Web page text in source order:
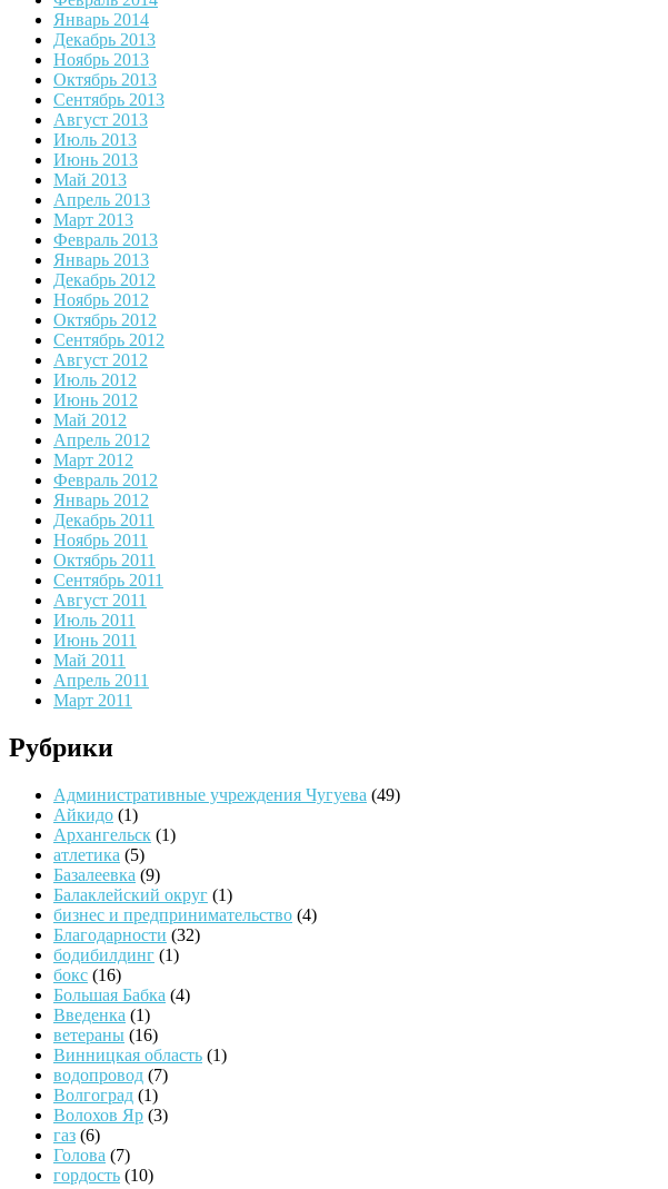
Январь 2014
Декабрь 2013
Ноябрь 2013
Октябрь 2013
Сентябрь 2013
Август 2013
Июль 2013
Июнь 2013
Май 2013
Апрель 2013
Март 2013
Февраль 2013
Январь 2013
Декабрь 2012
Ноябрь 2012
Октябрь 2012
Сентябрь 2012
Август 2012
Июль 2012
Июнь 2012
Май 2012
Апрель 2012
Март 2012
Февраль 2012
Январь 2012
Декабрь 2011
Ноябрь 2011
Октябрь 2011
Сентябрь 2011
Август 2011
Июль 2011
Июнь 2011
Май 2011
Апрель 2011
Март 2011
Рубрики
Административные учреждения Чугуева (49)
Айкидо (1)
Архангельск (1)
атлетика (5)
Базалеевка (9)
Балаклейский округ (1)
бизнес и предпринимательство (4)
Благодарности (32)
бодибилдинг (1)
бокс (16)
Большая Бабка (4)
Введенка (1)
ветераны (16)
Винницкая область (1)
водопровод (7)
Волгоград (1)
Волохов Яр (3)
газ (6)
Голова (7)
гордость (10)